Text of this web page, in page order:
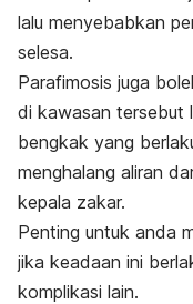
lalu menyebabkan
selesa.
Parafimosis juga
di kawasan tersebut
bengkak yang
menghalang aliran
kepala zakar.
Penting untuk anda
jika keadaan ini
komplikasi lain.